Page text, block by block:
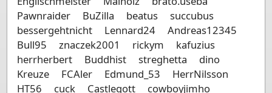
Pawnraider
BuZilla beatus
succubus
bessergehtnicht
Lennard24
Andreas12345
Bull95
znaczek2001 rickym
kafuzius
herrherbert
Buddhist streghetta
dino
Kreuze
FCAler Edmund_53
HerrNilsson
HT56
cuck Castlegott
cowboyjimho